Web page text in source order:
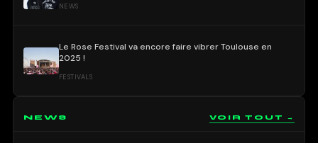
NEWS
Le Rose Festival va encore faire vibrer Toulouse en
2025 !
FESTIVALS
NEWS VOIR TOUT →